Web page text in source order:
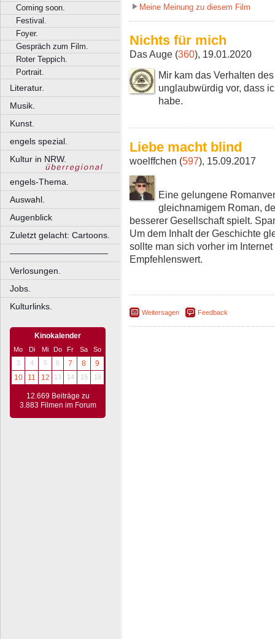
Coming soon.
Festival.
Foyer.
Gespräch zum Film.
Roter Teppich.
Portrait.
Literatur.
Musik.
Kunst.
engels spezial.
Kultur in NRW.
engels-Thema.
Auswahl.
Augenblick
Zuletzt gelacht: Cartoons.
––––––––––––––––––––
Verlosungen.
Jobs.
Kulturlinks.
Kinokalender
Mo Di Mi Do Fr Sa
So
3
4 5 6 7 8
9
10
11 12 13 14 15 16
12.669 Beiträge zu
3.883 Filmen im Forum
Meine Meinung zu diesem Film
Nichts für mich
Das Auge (360), 19.01.2020
Mir kam das Verhalten
unglaubwürdig vor, dass
habe.
Liebe macht blind
woelffchen (597), 15.09.2017
Eine gelungene
gleichnamigem Roman,
besserer Gesellschaft spielt.
Um dem Inhalt der Geschichte
sollte man sich vorher im
Empfehlenswert.
Weitersagen Feedback